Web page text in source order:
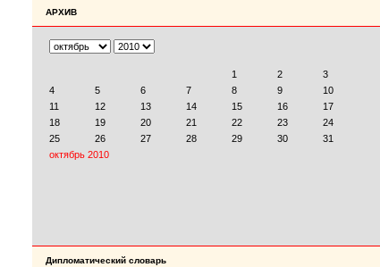
АРХИВ
Дипломатический словарь